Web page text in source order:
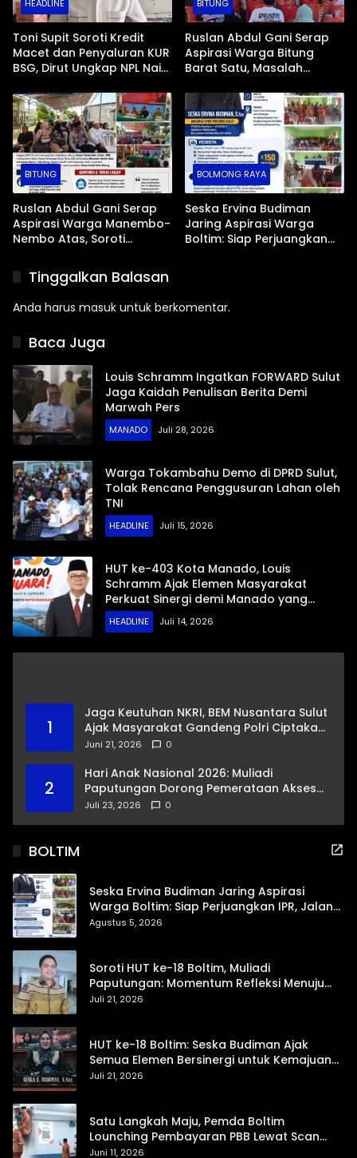
HEADLINE
Toni Supit Soroti Kredit
Macet dan Penyaluran KUR
BSG, Dirut Ungkap NPL Naik
BITUNG
Ruslan Abdul Gani Serap
Aspirasi Warga Bitung
Barat Satu, Masalah
Jadi Prioritas
BITUNG
Ruslan Abdul Gani Serap
Aspirasi Warga Manembo-
Nembo Atas, Soroti
Usulan Pemekaran
Kelurahan
BOLMONG RAYA
Seska Ervina Budiman
Jaring Aspirasi Warga
Boltim: Siap Perjuangkan
Tinggalkan Balasan
Anda harus masuk untuk berkomentar.
Baca Juga
Louis Schramm Ingatkan FORWARD Sulut
Jaga Kaidah Penulisan Berita Demi
Marwah Pers
MANADO Juli 28, 2026
Warga Tokambahu Demo di DPRD Sulut,
Tolak Rencana Penggusuran Lahan oleh
TNI
HEADLINE Juli 15, 2026
HUT ke-403 Kota Manado, Louis
Schramm Ajak Elemen Masyarakat
Perkuat Sinergi demi Manado yang
Juara, Maju, dan Sejahtera
HEADLINE Juli 14, 2026
1
Jaga Keutuhan NKRI, BEM Nusantara Sulut
Ajak Masyarakat Gandeng Polri Ciptakan
Kamtibmas Kondusif
Juni 21, 2026 0
2
Hari Anak Nasional 2026: Muliadi
Paputungan Dorong Pemerataan Akses
Pendidikan dan Proteksi Digital Anak Sulut
Juli 23, 2026 0
BOLTIM
Seska Ervina Budiman Jaring Aspirasi
Warga Boltim: Siap Perjuangkan IPR, Jalan
Trans, hingga Pemasaran UMKM
Agustus 5, 2026
Soroti HUT ke-18 Boltim, Muliadi
Paputungan: Momentum Refleksi Menuju
Daerah Mandiri dan Berdaya Saing
Juli 21, 2026
HUT ke-18 Boltim: Seska Budiman Ajak
Semua Elemen Bersinergi untuk Kemajuan
Daerah
Juli 21, 2026
Satu Langkah Maju, Pemda Boltim
Lounching Pembayaran PBB Lewat Scan
Qris
Juni 11, 2026